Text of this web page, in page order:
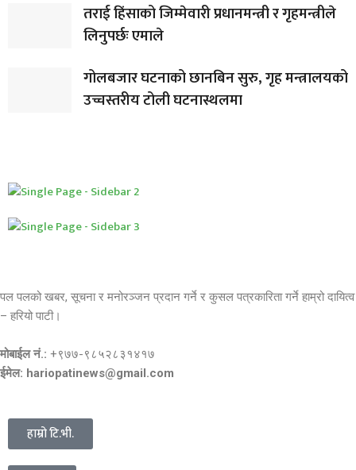
तराई हिंसाको जिम्मेवारी प्रधानमन्त्री र गृहमन्त्रीले
लिनुपर्छः एमाले
गोलबजार घटनाको छानबिन सुरु, गृह मन्त्रालयको
उच्चस्तरीय टोली घटनास्थलमा
पल पलको खबर, सूचना र मनोरञ्जन प्रदान गर्ने र कुसल पत्रकारिता गर्ने हाम्रो दायित्व
– हरियो पाटी।
मोबाईल नं.: +९७७-९८५२८३१४१७
ईमेल: hariopatinews@gmail.com
हाम्रो टि.भी.